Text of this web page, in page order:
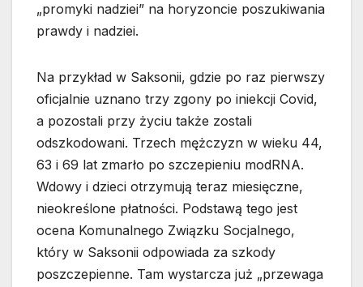
„promyki nadziei” na horyzoncie poszukiwania
prawdy i nadziei.
Na przykład w Saksonii, gdzie po raz pierwszy
oficjalnie uznano trzy zgony po iniekcji Covid,
a pozostali przy życiu także zostali
odszkodowani. Trzech mężczyzn w wieku 44,
63 i 69 lat zmarło po szczepieniu modRNA.
Wdowy i dzieci otrzymują teraz miesięczne,
nieokreślone płatności. Podstawą tego jest
ocena Komunalnego Związku Socjalnego,
który w Saksonii odpowiada za szkody
poszczepienne. Tam wystarcza już „przewaga